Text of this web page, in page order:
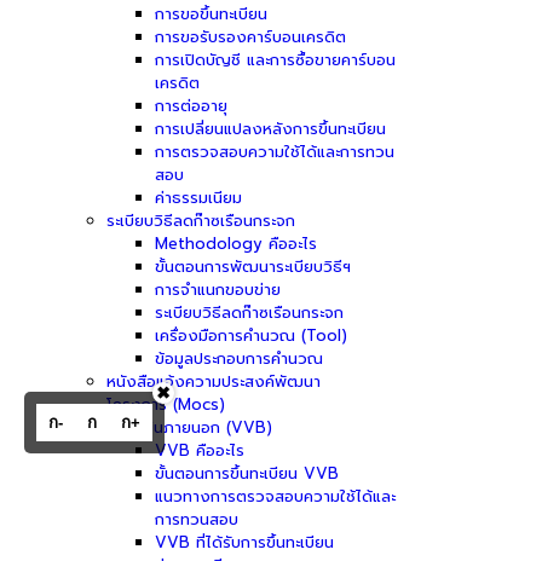
การขอขึ้นทะเบียน
การขอรับรองคาร์บอนเครดิต
การเปิดบัญชี และการซื้อขายคาร์บอน
เครดิต
การต่ออายุ
การเปลี่ยนแปลงหลังการขึ้นทะเบียน
การตรวจสอบความใช้ได้และการทวน
สอบ
ค่าธรรมเนียม
ระเบียบวิธีลดก๊าซเรือนกระจก
Methodology คืออะไร
ขั้นตอนการพัฒนาระเบียบวิธีฯ
การจำแนกขอบข่าย
ระเบียบวิธีลดก๊าซเรือนกระจก
เครื่องมือการคำนวณ (Tool)
ข้อมูลประกอบการคำนวณ
หนังสือแจ้งความประสงค์พัฒนา
โครงการ (Mocs)
ผู้ประเมินภายนอก (VVB)
VVB คืออะไร
ขั้นตอนการขึ้นทะเบียน VVB
แนวทางการตรวจสอบความใช้ได้และ
การทวนสอบ
VVB ที่ได้รับการขึ้นทะเบียน
ก- ก ก+
✖